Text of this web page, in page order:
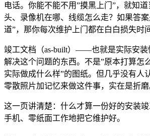
电话。你能不能不用”摸黑上门”，就知
头、录像机在哪、线缆怎么走？如果答
道”，那你每次维护上门都在白白损失时
竣工文档（as-built）——也就是实际安
解决这个问题的东西。不是”原本打算怎
实际做成什么样”的图纸。但几乎没有人
零散照片加记忆来做这件事，实在是折磨
这一页讲清楚：什么才算一份好的安装
手机、零纸面工作地把它维护好。